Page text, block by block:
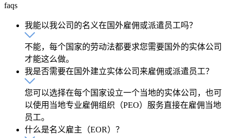
faqs
我能以我公司的名义在国外雇佣或派遣员工吗？
不能，每个国家的劳动法都要求您需要国外的实体公司
才能这么做。
我是否需要在国外建立实体公司来雇佣或派遣员工？
您可以选择在每个国家设立一个当地的实体公司，也可
以使用当地专业雇佣组织（PEO）服务直接在雇佣当地
员工。
什么是名义雇主（EOR）？